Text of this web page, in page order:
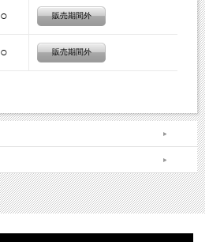
○ 販売期間外
○ 販売期間外